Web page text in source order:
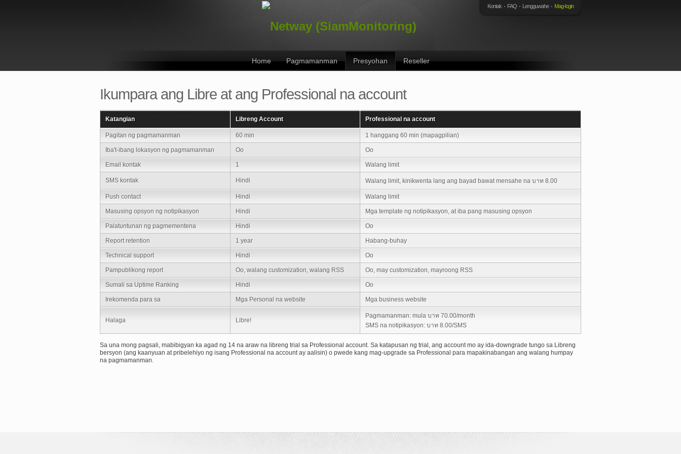
Kontak FAQ Lengguwahe Mag-login
Home Pagmamanman Presyohan Reseller
Ikumpara ang Libre at ang Professional na account
Katangian Libreng Account Professional na account
Pagitan ng pagmamanman 60 min 1 hanggang 60 min (mapagpilian)
Iba't-ibang lokasyon ng pagmamanman Oo Oo
Email kontak 1 Walang limit
SMS kontak Hindi Walang limit, kinikwenta lang ang bayad bawat mensahe na บาท 8.00
Push contact Hindi Walang limit
Masusing opsyon ng notipikasyon Hindi Mga template ng notipikasyon, at iba pang masusing opsyon
Palatuntunan ng pagmementena Hindi Oo
Report retention 1 year Habang-buhay
Technical support Hindi Oo
Pampublikong report Oo, walang customization, walang RSS Oo, may customization, mayroong RSS
Sumali sa Uptime Ranking Hindi Oo
Irekomenda para sa Mga Personal na website Mga business website
Halaga Libre!
Pagmamanman: mula บาท 70.00/month
SMS na notipikasyon: บาท 8.00/SMS
Sa una mong pagsali, mabibigyan ka agad ng 14 na araw na libreng trial sa Professional account. Sa katapusan ng trial, ang account mo ay ida-downgrade tungo sa Libreng
bersyon (ang kaanyuan at pribelehiyo ng isang Professional na account ay aalisin) o pwede kang mag-upgrade sa Professional para mapakinabangan ang walang humpay
na pagmamanman.